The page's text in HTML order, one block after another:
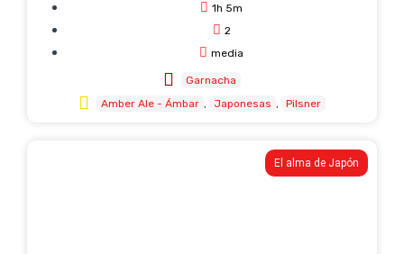
1h 5m
2
media
Garnacha
Amber Ale - Ámbar
Japonesas Pilsner
El alma de Japón